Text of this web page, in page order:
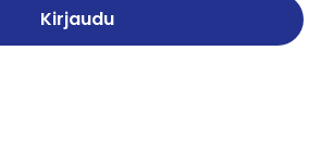
Kirjaudu